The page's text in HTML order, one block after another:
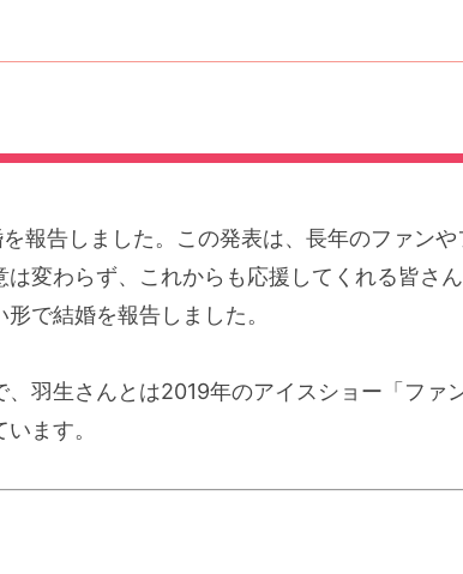
報告しました。この発表は、長年のファン
変わらず、これからも応援してくれる皆さ
で結婚を報告しました。
羽生さんとは2019年のアイスショー「ファ
ます。